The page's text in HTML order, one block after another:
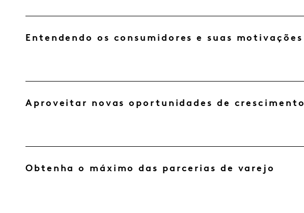
Entendendo os consumidores e suas motivações
Aproveitar novas oportunidades de crescimento
Obtenha o máximo das parcerias de varejo